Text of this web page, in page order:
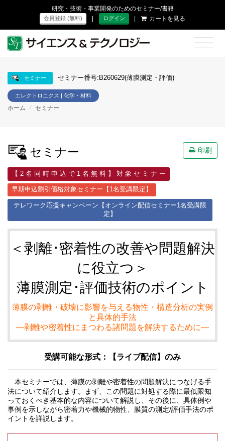
研究・技術・事業開発のためのセミナー/書籍
会員登録 (無料) | ログイン | カートを見る
セミナー セミナー番号:B260629(薄膜測定・評価)
エレクトロニクス | 化学・材料
ホーム / セミナー
セミナー 印刷
【 2 名 同 時 申 込 で 1 名 無 料 】 対 象 セ ミ ナ ー
早期申込割引価格対象セミナー【1名受講限定】
テレワーク応援キャンペーン【オンライン配信セミナー1名受講限
定】
＜剥離･密着性の改善や問題解決
に役立つ＞
薄膜測定･評価技術のポイント
薄膜の剥離・破壊に影響を与える物性・構造分析の実例
と具体的手法
―剥離や密着性にまつわる諸問題を解決するために―
受講可能な形式：【ライブ配信】のみ
本セミナーでは、薄膜の剥離や密着性の問題解決につなげる手
法について紹介します。まず、この問題に対処する際に最低限知
っておくべき基本的な内容について解説し、その後に、具体例や
事例を示しながら密着力や機械的物性、膜質の測定/評価手法のポ
イントを詳説します。